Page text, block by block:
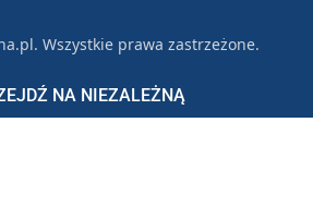
NA NIEZALEŻNĄ
Wszystkie prawa zastrzeżone.
Polityka prywatności